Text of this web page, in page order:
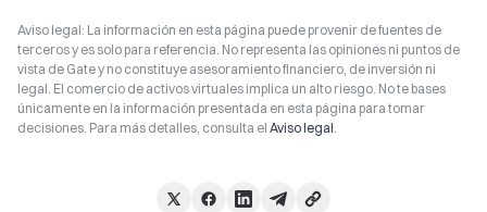
Aviso legal: La información en esta página puede provenir de fuentes de
terceros y es solo para referencia. No representa las opiniones ni puntos de
vista de Gate y no constituye asesoramiento financiero, de inversión ni
legal. El comercio de activos virtuales implica un alto riesgo. No te bases
únicamente en la información presentada en esta página para tomar
decisiones. Para más detalles, consulta el Aviso legal.